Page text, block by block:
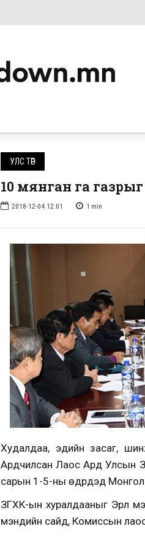
УЛС ТӨР
10 мянган га газрыг
2018-12-04 12:01 1 min
Худалдаа, эдийн засаг,
Ардчилсан Лаос Ард Улсын
сарын 1-5-ны өдрүүдэд
ЗГХК-ын хуралдааныг Эрүүл
мэндийн сайд, Комиссын